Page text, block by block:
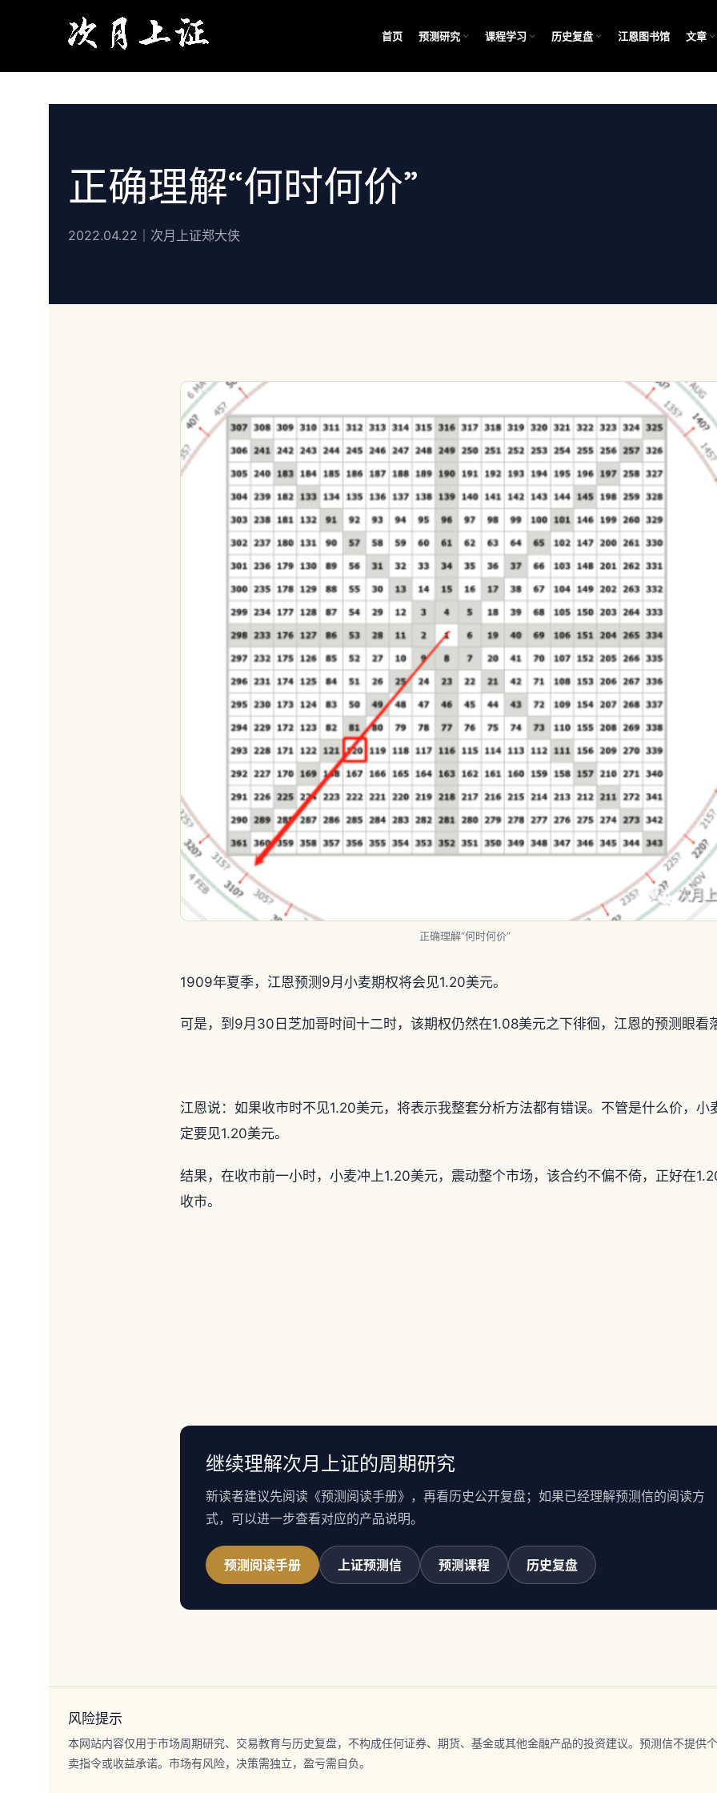
首页 预测研究 课程学习 历史复盘 江恩图书馆 文章
正确理解“何时何价”
2022.04.22｜次月上证郑大侠
正确理解“何时何价”
1909年夏季，江恩预测9月小麦期权将会见1.20美元。
可是，到9月30日芝加哥时间十二时，该期权仍然在1.08美元之下徘徊，江恩的预测眼看
江恩说：如果收市时不见1.20美元，将表示我整套分析方法都有错误。不管是什么价，小
定要见1.20美元。
结果，在收市前一小时，小麦冲上1.20美元，震动整个市场，该合约不偏不倚，正好在
收市。
继续理解次月上证的周期研究
新读者建议先阅读《预测阅读手册》，再看历史公开复盘；如果已经理解预测信的阅读方
式，可以进一步查看对应的产品说明。
预测阅读手册 上证预测信 预测课程 历史复盘
风险提示
本网站内容仅用于市场周期研究、交易教育与历史复盘，不构成任何证券、期货、基金或其他金融产品的投资建议。预测信不提供
卖指令或收益承诺。市场有风险，决策需独立，盈亏需自负。